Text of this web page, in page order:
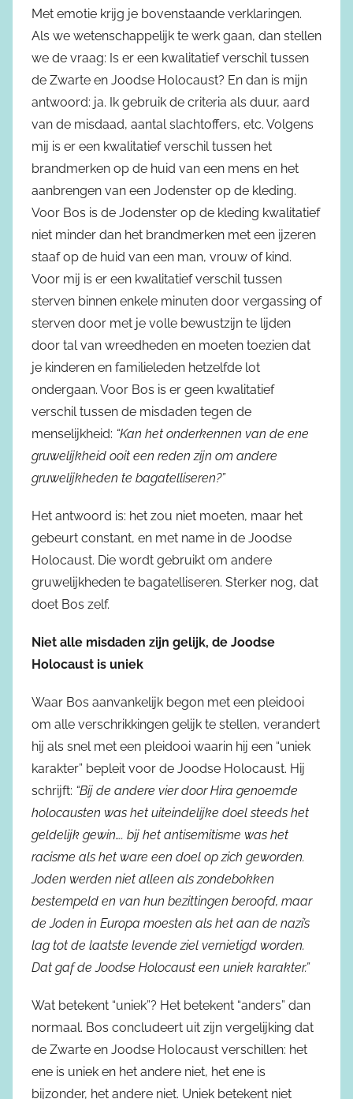
Met emotie krijg je bovenstaande verklaringen.
Als we wetenschappelijk te werk gaan, dan stellen
we de vraag: Is er een kwalitatief verschil tussen
de Zwarte en Joodse Holocaust? En dan is mijn
antwoord: ja. Ik gebruik de criteria als duur, aard
van de misdaad, aantal slachtoffers, etc. Volgens
mij is er een kwalitatief verschil tussen het
brandmerken op de huid van een mens en het
aanbrengen van een Jodenster op de kleding.
Voor Bos is de Jodenster op de kleding kwalitatief
niet minder dan het brandmerken met een ijzeren
staaf op de huid van een man, vrouw of kind.
Voor mij is er een kwalitatief verschil tussen
sterven binnen enkele minuten door vergassing of
sterven door met je volle bewustzijn te lijden
door tal van wreedheden en moeten toezien dat
je kinderen en familieleden hetzelfde lot
ondergaan. Voor Bos is er geen kwalitatief
verschil tussen de misdaden tegen de
menselijkheid: “Kan het onderkennen van de ene
gruwelijkheid ooit een reden zijn om andere
gruwelijkheden te bagatelliseren?”
Het antwoord is: het zou niet moeten, maar het
gebeurt constant, en met name in de Joodse
Holocaust. Die wordt gebruikt om andere
gruwelijkheden te bagatelliseren. Sterker nog, dat
doet Bos zelf.
Niet alle misdaden zijn gelijk, de Joodse
Holocaust is uniek
Waar Bos aanvankelijk begon met een pleidooi
om alle verschrikkingen gelijk te stellen, verandert
hij als snel met een pleidooi waarin hij een “uniek
karakter” bepleit voor de Joodse Holocaust. Hij
schrijft: “Bij de andere vier door Hira genoemde
holocausten was het uiteindelijke doel steeds het
geldelijk gewin…. bij het antisemitisme was het
racisme als het ware een doel op zich geworden.
Joden werden niet alleen als zondebokken
bestempeld en van hun bezittingen beroofd, maar
de Joden in Europa moesten als het aan de nazi’s
lag tot de laatste levende ziel vernietigd worden.
Dat gaf de Joodse Holocaust een uniek karakter.”
Wat betekent “uniek”? Het betekent “anders” dan
normaal. Bos concludeert uit zijn vergelijking dat
de Zwarte en Joodse Holocaust verschillen: het
ene is uniek en het andere niet, het ene is
bijzonder, het andere niet. Uniek betekent niet